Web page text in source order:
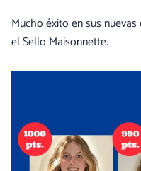
Mucho éxito en sus
el Sello Maisonnette.